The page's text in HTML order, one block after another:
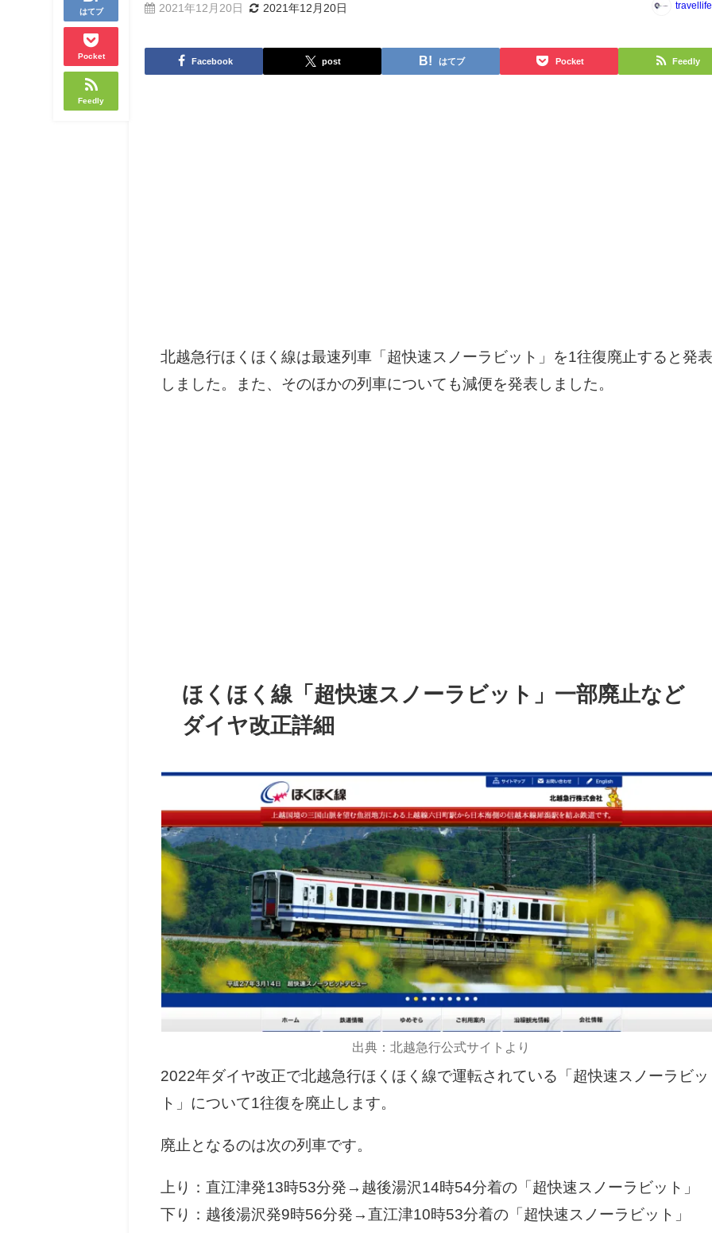
はてブ
Pocket
Feedly
2021年12月20日 2021年12月20日
Facebook post はてブ Pocket Feedly
北越急行ほくほく線は最速列車「超快速スノーラビット」を1往復廃止すると発
しました。また、そのほかの列車についても減便を発表しました。
ほくほく線「超快速スノーラビット」一部廃止など
ダイヤ改正詳細
出典：北越急行公式サイトより
2022年ダイヤ改正で北越急行ほくほく線で運転されている「超快速スノーラビッ
ト」について1往復を廃止します。
廃止となるのは次の列車です。
上り：直江津発13時53分発→越後湯沢14時54分着の「超快速スノーラビット」
下り：越後湯沢発9時56分発→直江津10時53分着の「超快速スノーラビット」